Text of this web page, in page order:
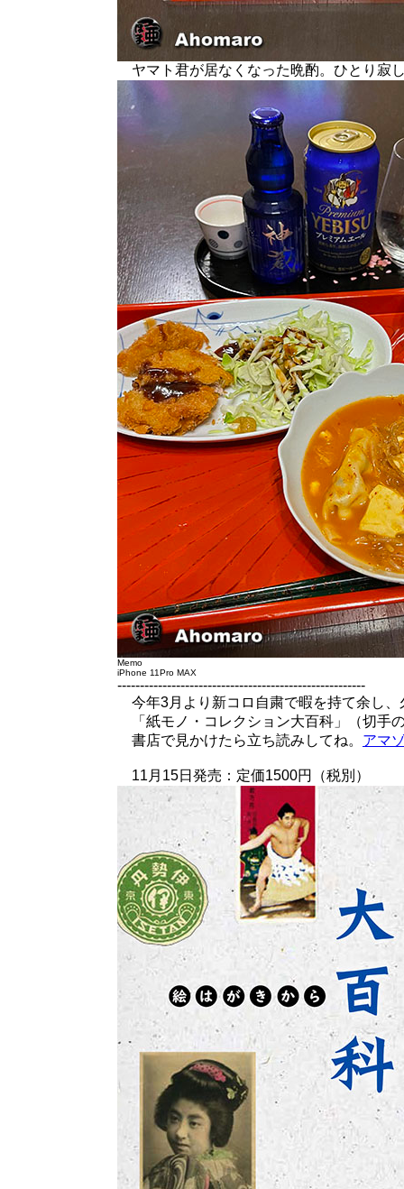
ヤマト君が居なくなった晩酌。ひとり寂
Memo
iPhone 11Pro MAX
-------------------------------------------------------
今年3月より新コロ自粛で暇を持て余し
「紙モノ・コレクション大百科」（切手
書店で見かけたら立ち読みしてね。 アマ
11月15日発売：定価1500円（税別）